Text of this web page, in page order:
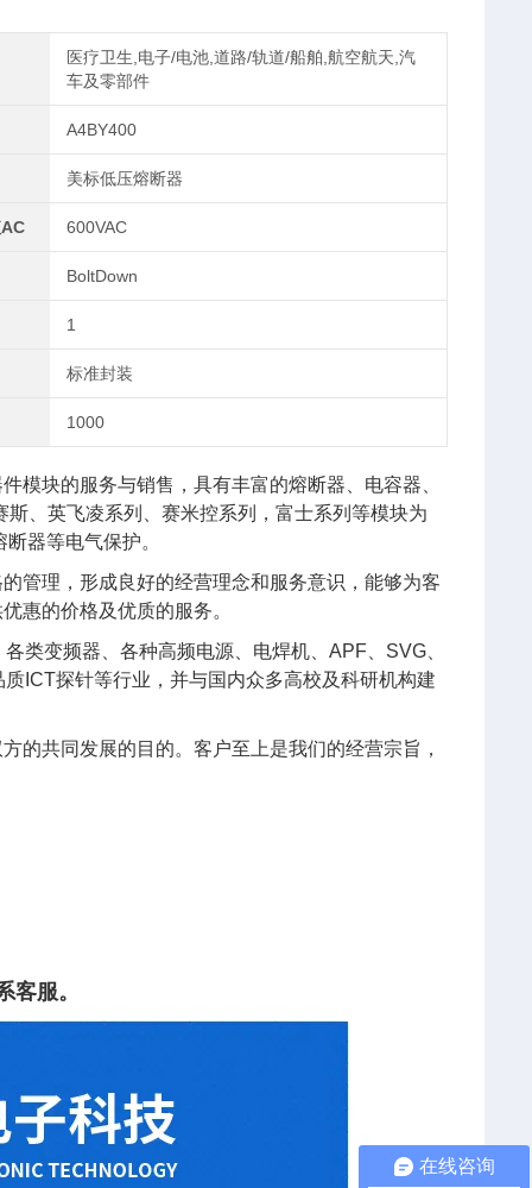
医疗卫生,电子/电池,道路/轨道/船舶,航空航天,汽
车及零部件
A4BY400
美标低压熔断器
600VAC
BoltDown
1
标准封装
1000
模块的服务与销售，具有丰富的熔断器、电容器、
、英飞凌系列、赛米控系列，富士系列等模块为
器等电气保护。
管理，形成良好的经营理念和服务意识，能够为客
惠的价格及优质的服务。
类变频器、各种高频电源、电焊机、APF、SVG、
ICT探针等行业，并与国内众多高校及科研机构建
的共同发展的目的。客户至上是我们的经营宗旨，
客服。
在线咨询